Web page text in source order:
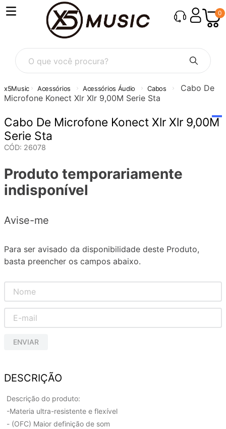
0
O que você procura?
Acessórios Acessórios Áudio Cabos
Cabo De
Microfone Konect Xlr Xlr 9,00M Serie Sta
Cabo De Microfone Konect Xlr Xlr 9,00M
Serie Sta
CÓD: 26078
Produto temporariamente
indisponível
Avise-me
Para ser avisado da disponibilidade deste Produto,
basta preencher os campos abaixo.
ENVIAR
DESCRIÇÃO
Descrição do produto:
-Materia ultra-resistente e flexível
- (OFC) Maior definição de som